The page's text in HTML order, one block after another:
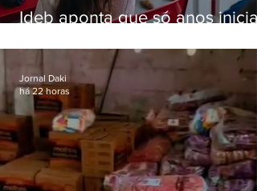
Ideb aponta que só anos
educação
Jornal Daki
há 22 horas